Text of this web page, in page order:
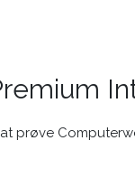
prøve